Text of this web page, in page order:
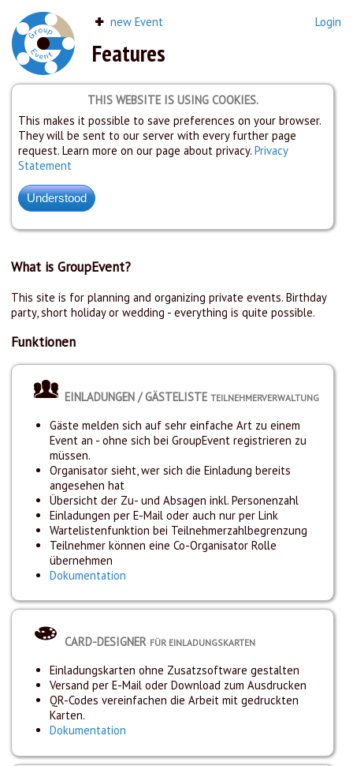
new Event Login
Features
THIS WEBSITE IS USING COOKIES.
This makes it possible to save preferences on your browser.
They will be sent to our server with every further page
request. Learn more on our page about privacy. Privacy
Statement
What is GroupEvent?
This site is for planning and organizing private events. Birthday
party, short holiday or wedding - everything is quite possible.
Funktionen
EINLADUNGEN / GÄSTELISTE TEILNEHMERVERWALTUNG
Gäste melden sich auf sehr einfache Art zu einem
Event an - ohne sich bei GroupEvent registrieren zu
müssen.
Organisator sieht, wer sich die Einladung bereits
angesehen hat
Übersicht der Zu- und Absagen inkl. Personenzahl
Einladungen per E-Mail oder auch nur per Link
Wartelistenfunktion bei Teilnehmerzahlbegrenzung
Teilnehmer können eine Co-Organisator Rolle
übernehmen
Dokumentation
CARD-DESIGNER FÜR EINLADUNGSKARTEN
Einladungskarten ohne Zusatzsoftware gestalten
Versand per E-Mail oder Download zum Ausdrucken
QR-Codes vereinfachen die Arbeit mit gedruckten
Karten.
Dokumentation